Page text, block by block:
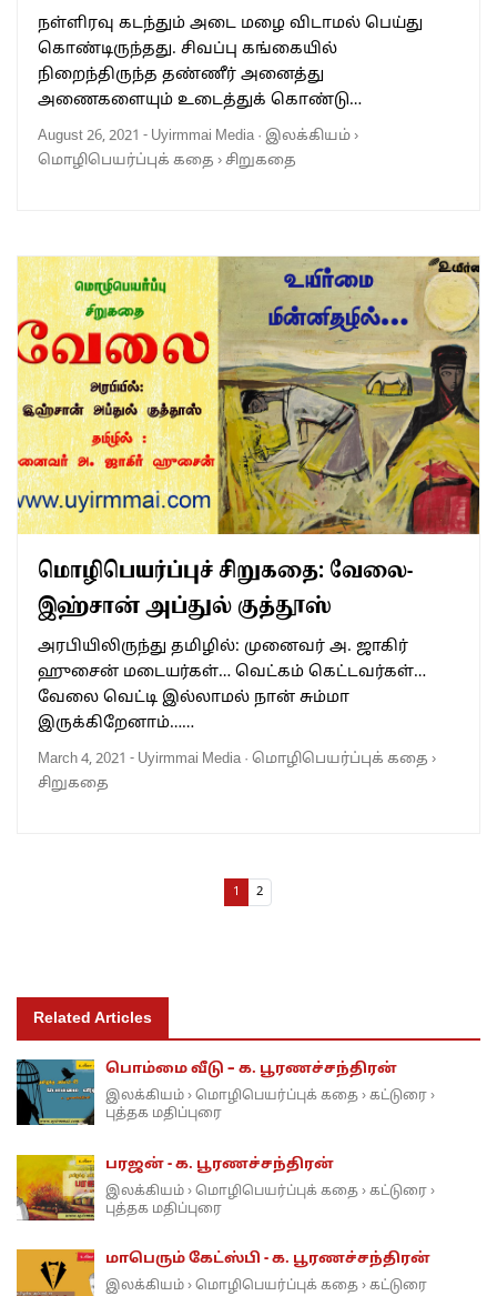
நள்ளிரவு கடந்தும் அடை மழை விடாமல் பெய்து
கொண்டிருந்தது. சிவப்பு கங்கையில்
நிறைந்திருந்த தண்ணீர் அனைத்து
அணைகளையும் உடைத்துக் கொண்டு…
August 26, 2021 - Uyirmmai Media · இலக்கியம்›
மொழிபெயர்ப்புக் கதை ›சிறுகதை
மொழிபெயர்ப்புச் சிறுகதை: வேலை-
இஹ்சான் அப்துல் குத்தூஸ்
அரபியிலிருந்து தமிழில்: முனைவர் அ. ஜாகிர்
ஹுசைன் மடையர்கள்… வெட்கம் கெட்டவர்கள்…
வேலை வெட்டி இல்லாமல் நான் சும்மா
இருக்கிறேனாம்……
March 4, 2021 - Uyirmmai Media · மொழிபெயர்ப்புக் கதை ›
சிறுகதை
Current Page
1 Page
2
Related Articles
பொம்மை வீடு – க. பூரணச்சந்திரன்
இலக்கியம் › மொழிபெயர்ப்புக் கதை › கட்டுரை ›
புத்தக மதிப்புரை
பரஜன் - க. பூரணச்சந்திரன்
இலக்கியம் › மொழிபெயர்ப்புக் கதை › கட்டுரை ›
புத்தக மதிப்புரை
மாபெரும் கேட்ஸ்பி - க. பூரணச்சந்திரன்
இலக்கியம் › மொழிபெயர்ப்புக் கதை › கட்டுரை